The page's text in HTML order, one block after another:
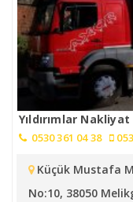
Yıldırımlar Nakliyat
0530 361 04 38
Küçük Mustafa
No:10, 38050